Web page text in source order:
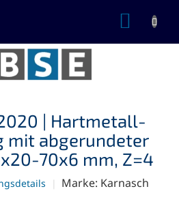
| Hartmetall-
mit abgerundeter
70x6 mm, Z=4
Marke: Karnasch